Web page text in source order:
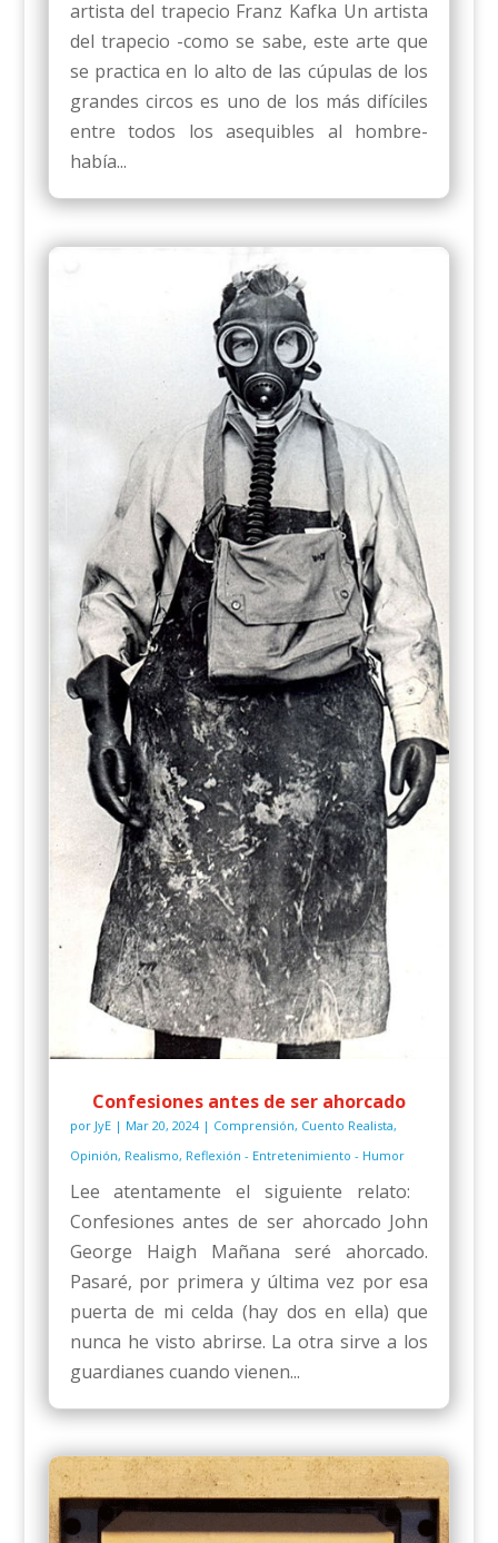
artista del trapecio Franz Kafka Un artista
del trapecio -como se sabe, este arte que
se practica en lo alto de las cúpulas de los
grandes circos es uno de los más difíciles
entre todos los asequibles al hombre-
había...
Confesiones antes de ser ahorcado
por JyE| Mar 20, 2024| Comprensión, Cuento Realista,
Opinión, Realismo, Reflexión - Entretenimiento - Humor
Lee atentamente el siguiente relato:
Confesiones antes de ser ahorcado John
George Haigh Mañana seré ahorcado.
Pasaré, por primera y última vez por esa
puerta de mi celda (hay dos en ella) que
nunca he visto abrirse. La otra sirve a los
guardianes cuando vienen...